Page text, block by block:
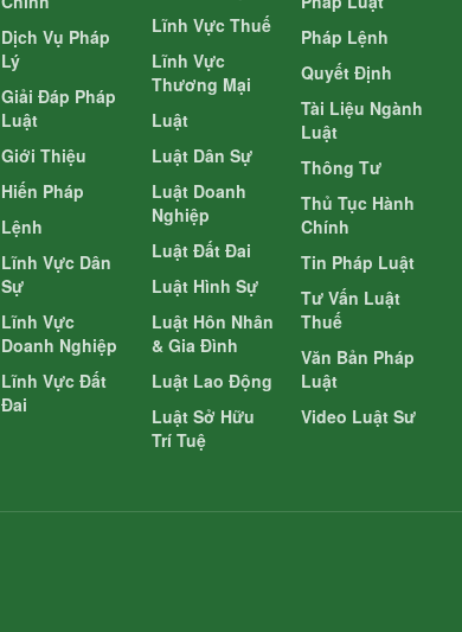
Dịch Vụ Pháp
Lý
Giải Đáp Pháp
Luật
Giới Thiệu
Hiến Pháp
Lệnh
Lĩnh Vực Dân
Sự
Lĩnh Vực
Doanh Nghiệp
Lĩnh Vực Đất
Đai
Lĩnh Vực Thuế
Lĩnh Vực
Thương Mại
Luật
Luật Dân Sự
Luật Doanh
Nghiệp
Luật Đất Đai
Luật Hình Sự
Luật Hôn Nhân
& Gia Đình
Luật Lao Động
Luật Sở Hữu
Trí Tuệ
Pháp Lệnh
Quyết Định
Tài Liệu Ngành
Luật
Thông Tư
Thủ Tục Hành
Chính
Tin Pháp Luật
Tư Vấn Luật
Thuế
Văn Bản Pháp
Luật
Video Luật Sư